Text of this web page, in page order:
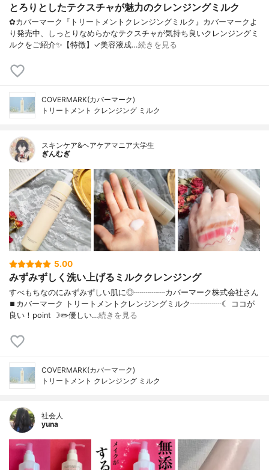
とろりとしたテクスチャが魅力のクレンジングミルク
✿カバーマーク『トリートメントクレンジングミルク』カバーマークよ
り発売中、しっとりなめらかなテクスチャが気持ち良いクレンジングミ
ルクをご紹介✨【特徴】✓美容液成…続きを見る
COVERMARK(カバーマーク)
トリートメント クレンジング ミルク
スキンケア&ヘアケアマニア大学生
ぎんむぎ
5.00
みずみずしく洗い上げるミルククレンジング
すべもちなのにみずみずしい肌に◎┈┈┈┈カバーマーク株式会社さん
⏹カバーマーク トリートメントクレンジングミルク┈┈┈┈☾ ココが
良い！point ☽✏️優しい…続きを見る
COVERMARK(カバーマーク)
トリートメント クレンジング ミルク
社会人
yuna